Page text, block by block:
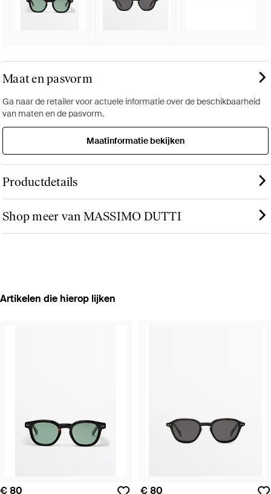
Maat en pasvorm
Ga naar de retailer voor actuele informatie over de beschikbaarheid
van maten en de pasvorm.
Maatinformatie bekijken
Productdetails
Shop meer van MASSIMO DUTTI
Artikelen die hierop lijken
€ 80 € 80